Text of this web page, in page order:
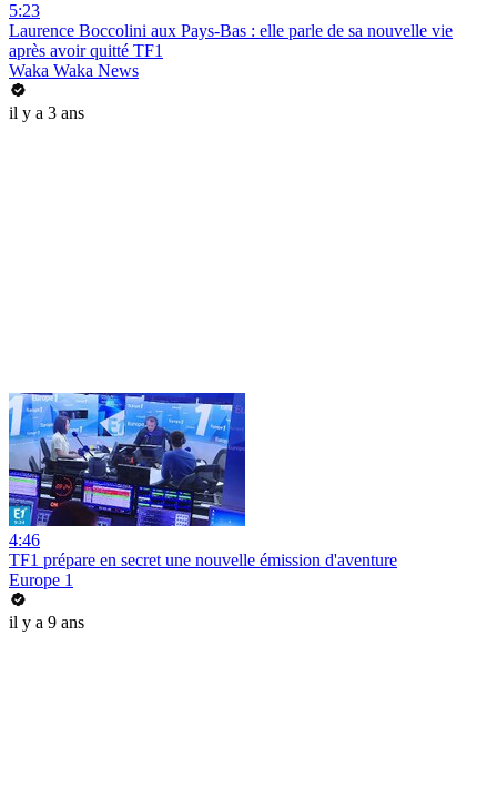
5:23
Laurence Boccolini aux Pays-Bas : elle parle de sa nouvelle vie
après avoir quitté TF1
Waka Waka News
il y a 3 ans
4:46
TF1 prépare en secret une nouvelle émission d'aventure
Europe 1
il y a 9 ans